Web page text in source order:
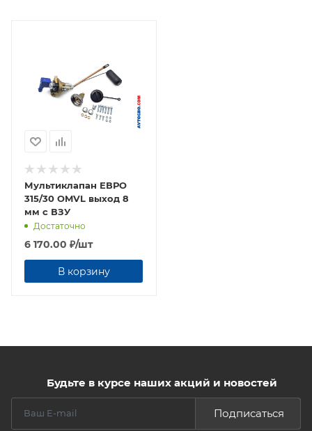
Мультиклапан ЕВРО
315/30 OMVL выход 8
мм с ВЗУ
Достаточно
6 170.00 ₽/шт
В корзину
Будьте в курсе наших акций и новостей
Подписаться